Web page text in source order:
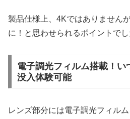
製品仕様上、4Kではありません
に！と思わせられるポイントでし
電子調光フィルム搭載！い
没入体験可能
レンズ部分には電子調光フィル